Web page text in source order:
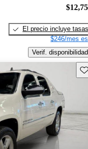
El precio incluye tasas
$246/mes
Verif. disponibilidad